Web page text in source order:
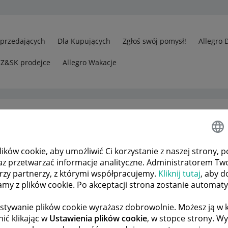
cookie, aby umożliwić Ci korzystanie z naszej strony,
przetwarzać informacje analityczne. Administratorem
partnerzy, z którymi współpracujemy. Kliknij tutaj, aby
z plików cookie. Po akceptacji strona zostanie
plików cookie wyrażasz dobrowolnie. Możesz ją w
klikając wUstawienia plików cookie, w stopce strony.
Dla Kupujących Zgłoś swój pomysł! Allegro
prodejce Allegro Wakacje
Gdzie moge ustawic planowany URLOP?
POPRZEDNIA NASTĘPNA